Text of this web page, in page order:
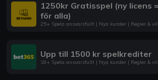
1250kr Gratisspel (ny licens
för alla)
25+ Spela ansvarsfullt | Nya kunder | Regler &
Upp till 1500 kr spelkrediter
18+ Spela ansvarsfullt | Nya kunder | Regler &